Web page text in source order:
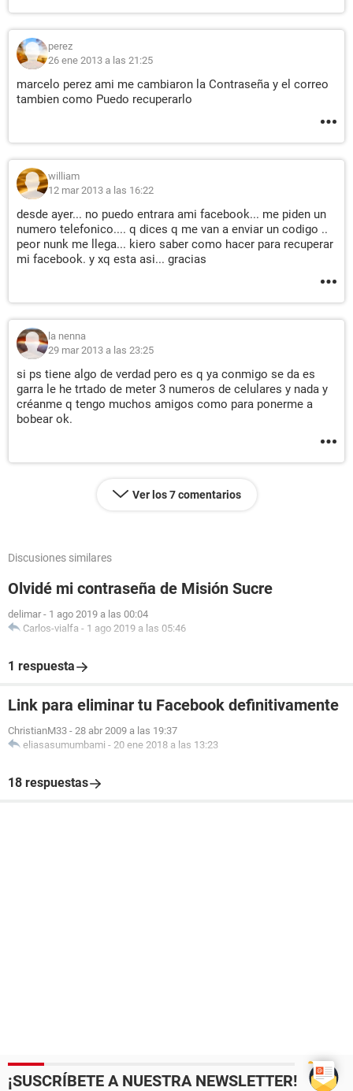
perez
26 ene 2013 a las 21:25
marcelo perez ami me cambiaron la Contraseña y el correo
tambien como Puedo recuperarlo
william
12 mar 2013 a las 16:22
desde ayer... no puedo entrara ami facebook... me piden un
numero telefonico.... q dices q me van a enviar un codigo ..
peor nunk me llega... kiero saber como hacer para recuperar
mi facebook. y xq esta asi... gracias
la nenna
29 mar 2013 a las 23:25
si ps tiene algo de verdad pero es q ya conmigo se da es
garra le he trtado de meter 3 numeros de celulares y nada y
créanme q tengo muchos amigos como para ponerme a
bobear ok.
Ver los 7 comentarios
Discusiones similares
Olvidé mi contraseña de Misión Sucre
delimar - 1 ago 2019 a las 00:04
Carlos-vialfa - 1 ago 2019 a las 05:46
1 respuesta
Link para eliminar tu Facebook definitivamente
ChristianM33 - 28 abr 2009 a las 19:37
eliasasumumbami - 20 ene 2018 a las 13:23
18 respuestas
¡SUSCRÍBETE A NUESTRA NEWSLETTER!